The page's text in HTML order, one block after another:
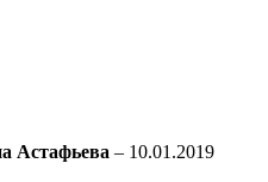
Астафьева – 10.01.2019